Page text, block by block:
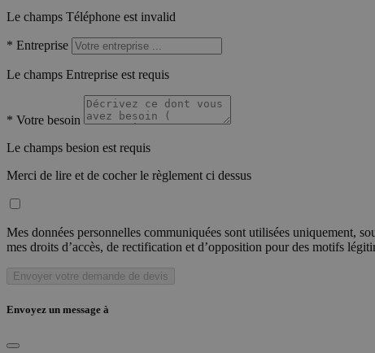
Le champs Téléphone est invalid
* Entreprise
Le champs Entreprise est requis
* Votre besoin
Le champs besion est requis
Merci de lire et de cocher le règlement ci dessus
Mes données personnelles communiquées sont utilisées uniquement,
mes droits d’accès, de rectification et d’opposition pour des motifs
Envoyer votre demande de devis
Envoyez un message à